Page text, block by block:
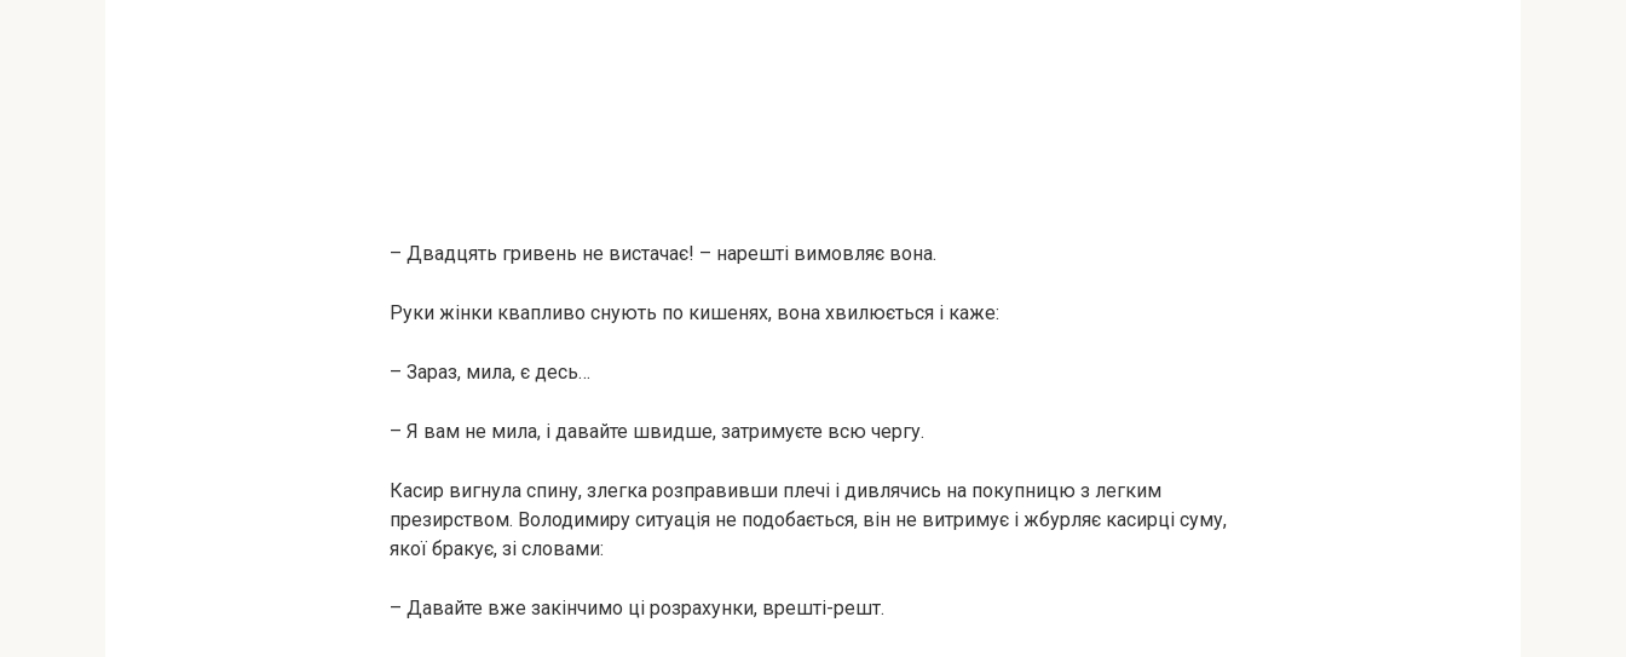
– Двадцять гривень не вистачає! – нарешті вимовляє вона.
Руки жінки квапливо снують по кишенях, вона хвилюється і каже:
– Зараз, мила, є десь…
– Я вам не мила, і давайте швидше, затримуєте всю чергу.
Касир вигнула спину, злегка розправивши плечі і дивлячись на покупницю з легким
презирством. Володимиру ситуація не подобається, він не витримує і жбурляє касирці суму,
якої бракує, зі словами:
– Давайте вже закінчимо ці розрахунки, врешті-решт.